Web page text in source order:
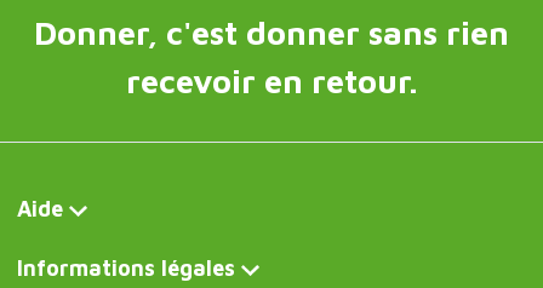
Donner, c'est donner sans rien
recevoir en retour.
Aide
Informations légales